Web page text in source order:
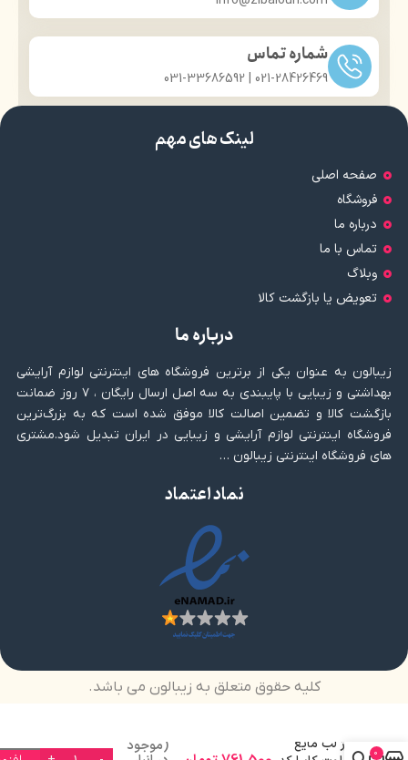
شماره تماس
021-28426469 | 031-33686592
لینک های مهم
صفحه اصلی
فروشگاه
درباره ما
تماس با ما
وبلاگ
تعویض یا بازگشت کالا
درباره ما
زیبالون به عنوان یکی از برترین فروشگاه های اینترنتی لوازم آرایشی
بهداشتی و زیبایی با پایبندی به سه اصل ارسال رایگان ، ۷ روز ضمانت
بازگشت کالا و تضمین اصالت کالا موفق شده است که به بزرگ‌ترین
فروشگاه اینترنتی لوازم آرایشی و زیبایی در ایران تبدیل شود.مشتری
های فروشگاه اینترنتی زیبالون …
نماد اعتماد
کلیه حقوق متعلق به زیبالون می باشد.
رژ لب مایع
(موجود 0